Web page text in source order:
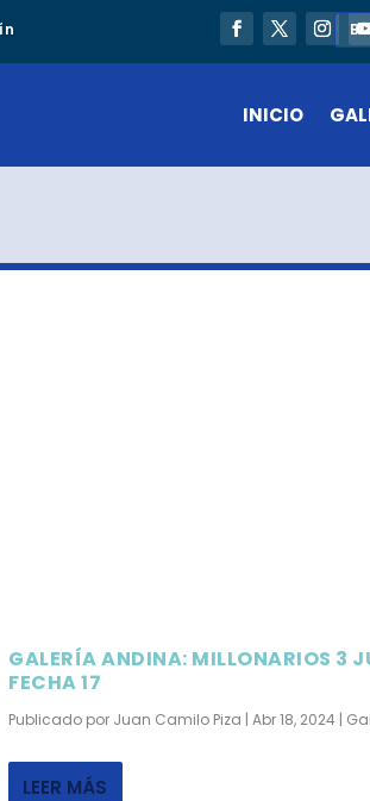
INICIO
GALERÍA ANDINA: MILLONARIOS 3
FECHA 17
Publicado por Juan Camilo Piza | Abr 18, 2024 |
LEER MÁS